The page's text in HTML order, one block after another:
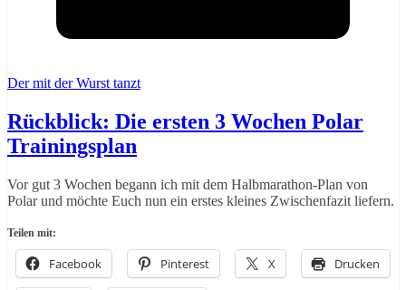
Der mit der Wurst tanzt
Rückblick: Die ersten 3 Wochen Polar
Trainingsplan
Vor gut 3 Wochen begann ich mit dem Halbmarathon-Plan von
Polar und möchte Euch nun ein erstes kleines Zwischenfazit liefern.
Teilen mit:
Facebook Pinterest X Drucken